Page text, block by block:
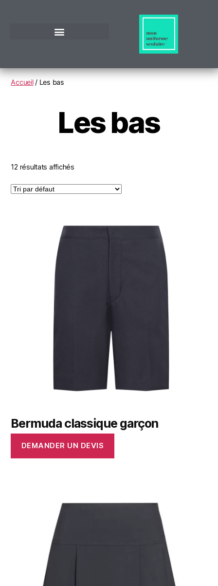
Accueil/ Les bas
Les bas
12 résultats affichés
Bermuda classique garçon
DEMANDER UN DEVIS